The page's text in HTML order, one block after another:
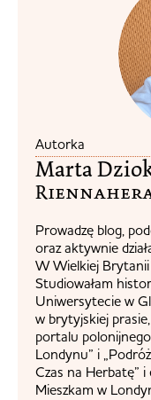
Autorka
Marta
Prowadzę blog,
oraz aktywnie
W Wielkiej
Studiowałam
Uniwersytecie w
w brytyjskiej
portalu
Londynu” i
Czas na Herbatę”
Mieszkam w